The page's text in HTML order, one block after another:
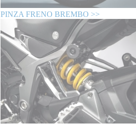
PINZA FRENO BREMBO >>